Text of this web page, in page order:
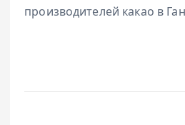
производителей какао в